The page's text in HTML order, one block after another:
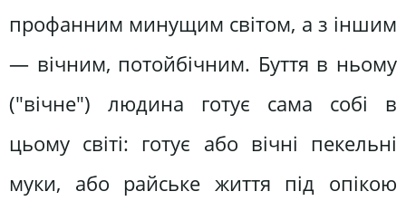
профанним минущим світом, а з іншим
— вічним, потойбічним. Буття в ньому
("вічне") людина готує сама собі в
цьому світі: готує або вічні пекельні
муки, або райське життя під опікою